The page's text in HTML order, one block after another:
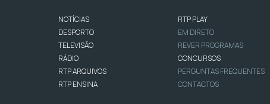
NOTÍCIAS
DESPORTO
TELEVISÃO
RÁDIO
RTP ARQUIVOS
RTP ENSINA
RTP PLAY
EM DIRETO
REVER PROGRAMAS
CONCURSOS
PERGUNTAS FREQUENTES
CONTACTOS